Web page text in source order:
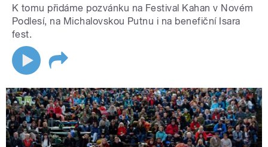
K tomu přidáme pozvánku na Festival Kahan v Novém
Podlesí, na Michalovskou Putnu i na benefiční Isara
fest.